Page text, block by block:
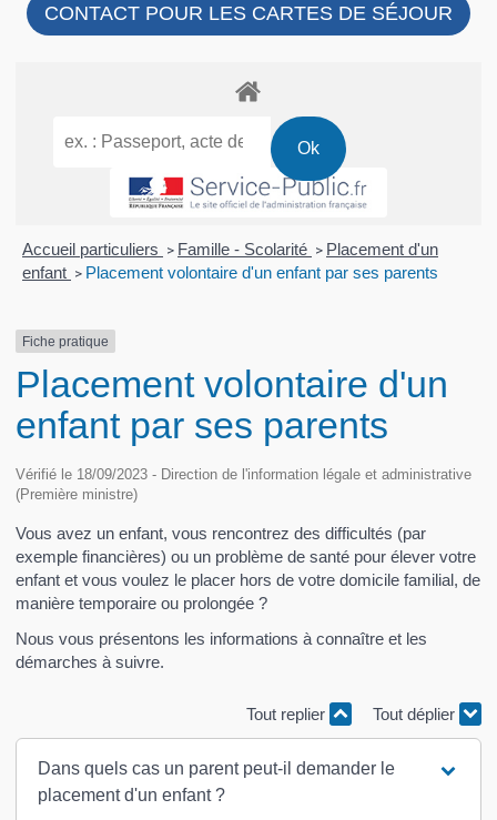
CONTACT POUR LES CARTES DE SÉJOUR
Accueil particuliers > Famille - Scolarité > Placement d'un
enfant > Placement volontaire d'un enfant par ses parents
Fiche pratique
Placement volontaire d'un
enfant par ses parents
Vérifié le 18/09/2023 - Direction de l'information légale et administrative
(Première ministre)
Vous avez un enfant, vous rencontrez des difficultés (par
exemple financières) ou un problème de santé pour élever votre
enfant et vous voulez le placer hors de votre domicile familial, de
manière temporaire ou prolongée ?
Nous vous présentons les informations à connaître et les
démarches à suivre.
Tout replier Tout déplier
Dans quels cas un parent peut-il demander le
placement d'un enfant ?